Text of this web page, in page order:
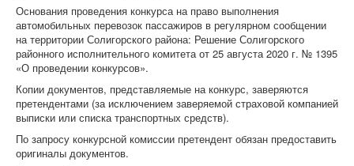
Основания проведения конкурса на право выполнения
автомобильных перевозок пассажиров в регулярном сообщении
на территории Солигорского района: Решение Солигорского
районного исполнительного комитета от 25 августа 2020 г. № 1395
«О проведении конкурсов».
Копии документов, представляемые на конкурс, заверяются
претендентами (за исключением заверяемой страховой компанией
выписки или списка транспортных средств).
По запросу конкурсной комиссии претендент обязан предоставить
оригиналы документов.